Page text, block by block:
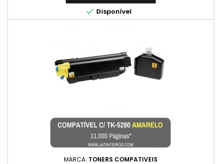
 Disponível
MARCA: TONERS COMPATIVEIS